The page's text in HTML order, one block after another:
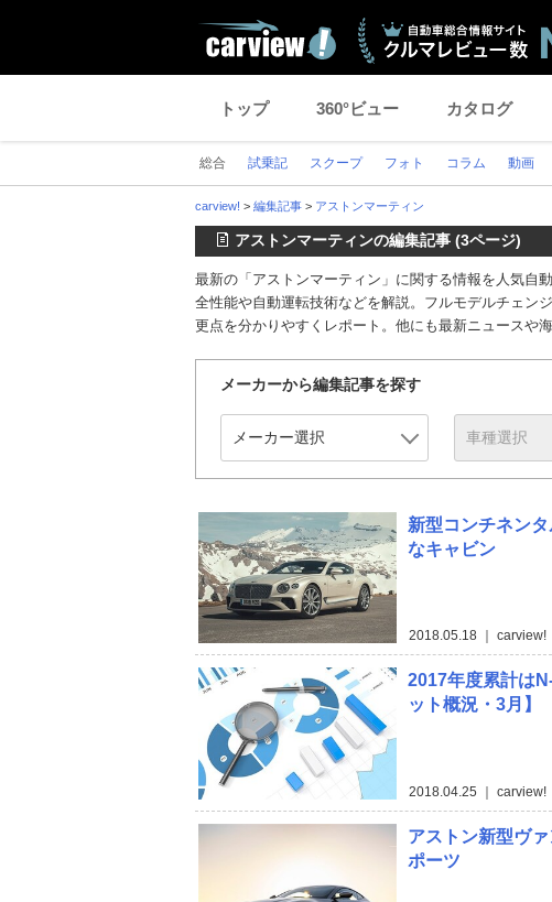
トップ 360°ビュー カタログ
総合 試乗記 スクープ フォト コラム 動画
carview! > 編集記事 > アストンマーティン
アストンマーティンの編集記事 (3ページ)
最新の「アストンマーティン」に関する情報を人気自
全性能や自動運転技術などを解説。フルモデルチェン
更点を分かりやすくレポート。他にも最新ニュースや
メーカーから編集記事を探す
新型コンチネン
なキャビン
2018.05.18 ｜ carview!
2017年度累計は
ット概況・3月】
2018.04.25 ｜ carview!
アストン新型ヴ
ポーツ